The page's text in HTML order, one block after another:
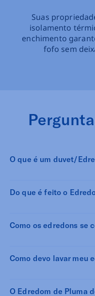
Suas
isolamento
enchimento
fofo sem
O que é um duvet/
Do que é feito o
Como os edredons se
Como devo lavar meu
O Edredom de Pluma